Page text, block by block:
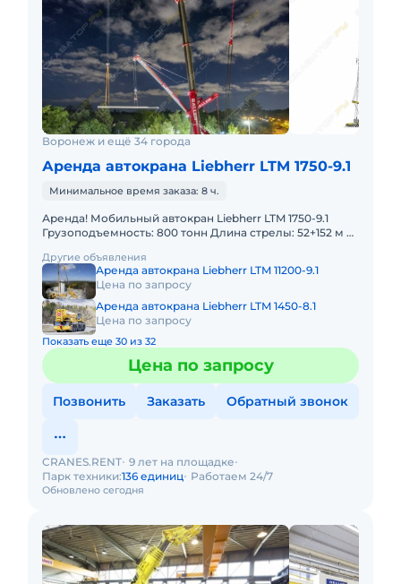
Воронеж и ещё 34 города
Аренда автокрана Liebherr LTM 1750-9.1
Минимальное время заказа: 8 ч.
Аренда! Мобильный автокран Liebherr LTM 1750-9.1
Грузоподъемность: 800 тонн Длина стрелы: 52+152 м В
Свидетельство о ре
Другие объявления
Аренда автокрана Liebherr LTM 11200-9.1
Цена по запросу
Аренда автокрана Liebherr LTM 1450-8.1
Цена по запросу
Показать еще 30 из 32
Цена по запросу
Позвонить Заказать Обратный звонок
Обновлено сегодня
CRANES.RENT 9 лет на площадке
Парк техники:136 единиц Работаем 24/7